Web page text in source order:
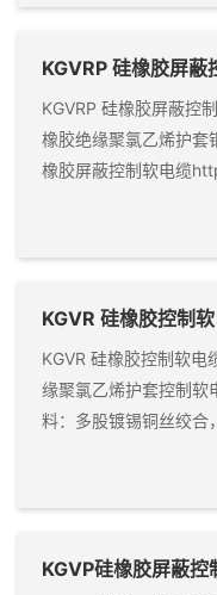
KGVRP 硅橡胶屏蔽
KGVRP 硅橡胶屏蔽控
橡胶绝缘聚氯乙烯护套
橡胶屏蔽控制软电缆
KGVR 硅橡胶控制
KGVR 硅橡胶控制软
缘聚氯乙烯护套控制软
料：多股镀锡铜丝绞
KGVP硅橡胶屏蔽控